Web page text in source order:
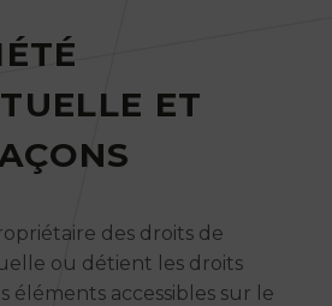
ET
des droits de
ou détient les droits
éléments accessibles sur le